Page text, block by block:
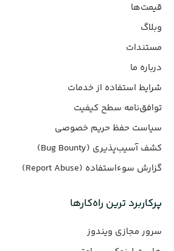
قیمت‌ها
وبلاگ
مستندات
درباره ما
شرایط استفاده از خدمات
توافق‌نامه سطح کیفیت
سیاست حفظ حریم خصوصی
کشف آسیب‌پذیری (Bug Bounty)
گزارش سوءاستفاده (Report Abuse)
پرکاربرد ترین راه‌کارها
سرور مجازی ویندوز